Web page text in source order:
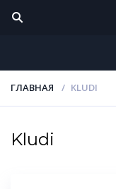
ГЛАВНАЯ KLUDI
Kludi